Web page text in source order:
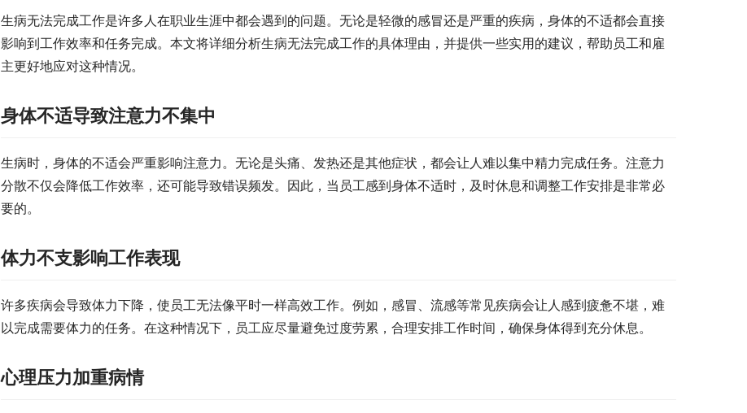
生病无法完成工作是许多人在职业生涯中都会遇到的问题。无论是轻微的感冒还是严重的疾病，身体的不适都会直接
影响到工作效率和任务完成。本文将详细分析生病无法完成工作的具体理由，并提供一些实用的建议，帮助员工和雇
主更好地应对这种情况。
身体不适导致注意力不集中
生病时，身体的不适会严重影响注意力。无论是头痛、发热还是其他症状，都会让人难以集中精力完成任务。注意力
分散不仅会降低工作效率，还可能导致错误频发。因此，当员工感到身体不适时，及时休息和调整工作安排是非常必
要的。
体力不支影响工作表现
许多疾病会导致体力下降，使员工无法像平时一样高效工作。例如，感冒、流感等常见疾病会让人感到疲惫不堪，难
以完成需要体力的任务。在这种情况下，员工应尽量避免过度劳累，合理安排工作时间，确保身体得到充分休息。
心理压力加重病情